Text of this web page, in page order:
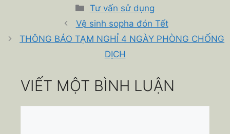
Danh
mục
Tư vấn sử dụng
Vệ sinh sopha đón Tết
THÔNG BÁO TẠM NGHỈ 4 NGÀY PHÒNG CHỐNG
DỊCH
VIẾT MỘT BÌNH LUẬN